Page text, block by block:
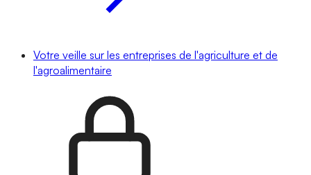
Votre veille sur les entreprises de l'agriculture et de
l'agroalimentaire